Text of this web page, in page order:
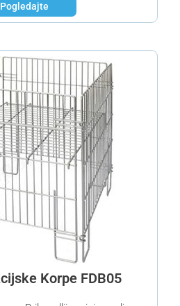
Pogledajte
Korpe FDB05